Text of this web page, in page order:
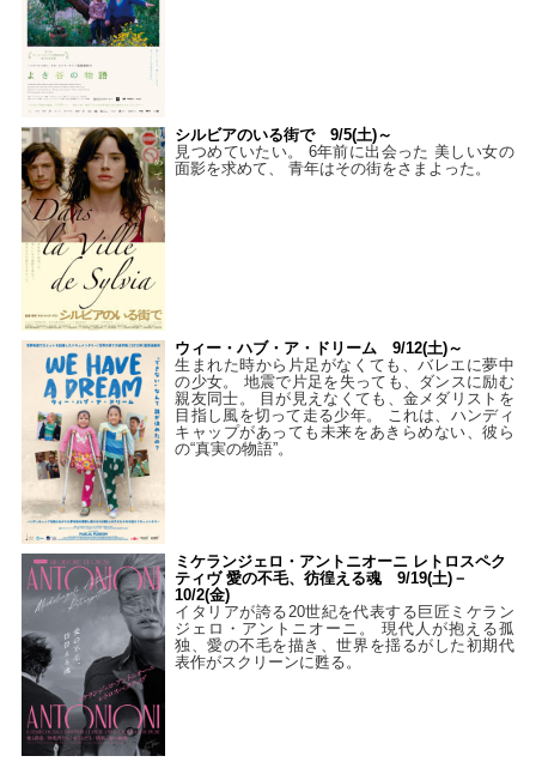
シルビアのいる街で 9/5(土)～
見つめていたい。 6年前に出会った 美しい女の
面影を求めて、 青年はその街をさまよった。
ウィー・ハブ・ア・ドリーム 9/12(土)～
生まれた時から片足がなくても、バレエに夢中
の少女。 地震で片足を失っても、ダンスに励む
親友同士。 目が見えなくても、金メダリストを
目指し風を切って走る少年。 これは、ハンディ
キャップがあっても未来をあきらめない、彼ら
の“真実の物語”。
ミケランジェロ・アントニオーニ レトロスペク
ティヴ 愛の不毛、彷徨える魂 9/19(土)－
10/2(金)
イタリアが誇る20世紀を代表する巨匠ミケラン
ジェロ・アントニオーニ。 現代人が抱える孤
独、愛の不毛を描き、世界を揺るがした初期代
表作がスクリーンに甦る。